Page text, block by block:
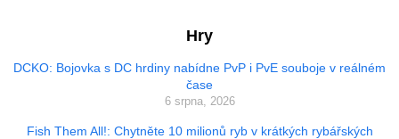
Hry
DCKO: Bojovka s DC hrdiny nabídne PvP i PvE souboje v reálném
čase
6 srpna, 2026
Fish Them All!: Chytněte 10 milionů ryb v krátkých rybářských